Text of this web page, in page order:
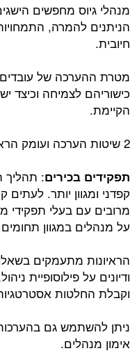
מנהלי גיוס מחפשים
הניתנים להמרה,
חיובית.
מטרת ההערכה של
כישוריהם לצמיחה וכיצד
הקיימת.
2 שיטות הערכה ועומק הראיונות:
תפקידים בכירים: תהליך
קפדני ומגוון יותר.
מרובים עם בעלי תפקידי
על מנהלים במגוון
הראיונות מתעמקים
ודיונים על פילוסופיית
וקבלת החלטות
ניתן להשתמש גם
אימון מנהלים.